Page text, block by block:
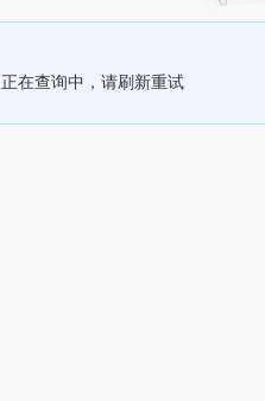
正在查询中，请刷新重试